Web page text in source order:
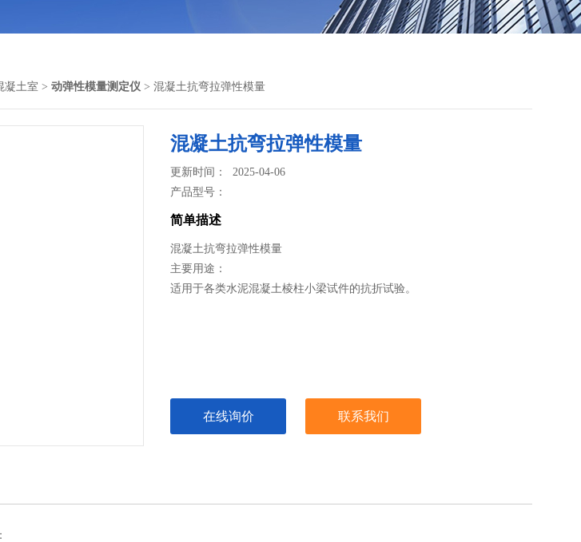
凝土室 > 动弹性模量测定仪 > 混凝土抗弯拉弹性模量
混凝土抗弯拉弹性模量
更新时间： 2025-04-06
产品型号：
简单描述
混凝土抗弯拉弹性模量
主要用途：
适用于各类水泥混凝土棱柱小梁试件的抗折试验。
在线询价 联系我们